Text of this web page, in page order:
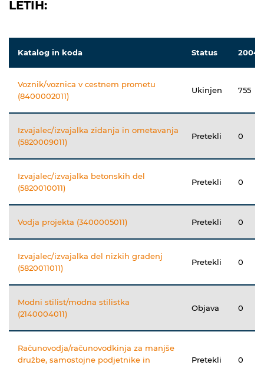
LETIH:
Katalog in koda Status 2004
Voznik/voznica v cestnem prometu
(8400002011)
Ukinjen 755
Izvajalec/izvajalka zidanja in ometavanja
(5820009011)
Pretekli 0
Izvajalec/izvajalka betonskih del
(5820010011)
Pretekli 0
Vodja projekta (3400005011) Pretekli 0
Izvajalec/izvajalka del nizkih gradenj
(5820011011)
Pretekli 0
Modni stilist/modna stilistka
(2140004011)
Objava 0
Računovodja/računovodkinja za manjše
družbe, samostojne podjetnike in
Pretekli 0